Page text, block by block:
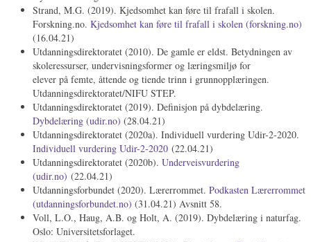
Strand, M.G. (2019). Kjedsomhet kan føre til frafall i skolen.
Forskning.no. Kjedsomhet kan føre til frafall i skolen (forskning.no)
(16.04.21)
Utdanningsdirektoratet (2010). De gamle er eldst. Betydningen av
skoleressurser, undervisningsformer og læringsmiljø for
elever på femte, åttende og tiende trinn i grunnopplæringen.
Utdanningsdirektoratet/NIFU STEP.
Utdanningsdirektoratet (2019). Definisjon på dybdelæring.
Dybdelæring (udir.no) (28.04.21)
Utdanningsdirektoratet (2020a). Individuell vurdering Udir-2-2020.
Individuell vurdering Udir-2-2020 (22.04.21)
Utdanningsdirektoratet (2020b). Underveisvurdering
(udir.no) (22.04.21)
Utdanningsforbundet (2020). Lærerrommet. Podkasten Lærerrommet
(utdanningsforbundet.no) (31.04.21) Avsnitt 58.
Voll, L.O., Haug, A.B. og Holt, A. (2019). Dybdelæring i naturfag.
Oslo: Universitetsforlaget.